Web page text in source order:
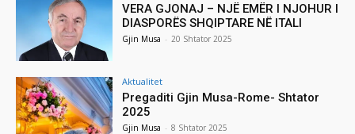
VERA GJONAJ – NJË EMËR I NJOHUR I
DIASPORËS SHQIPTARE NË ITALI
Gjin Musa - 20 Shtator 2025
Aktualitet
Pregaditi Gjin Musa-Rome- Shtator
2025
Gjin Musa - 8 Shtator 2025